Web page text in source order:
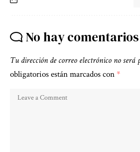
No hay comentarios
Tu dirección de correo electrónico no será
obligatorios están marcados con*